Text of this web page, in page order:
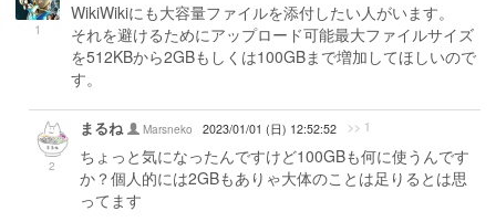
1
WikiWikiにも大容量ファイルを添付したい人がいます。
それを避けるためにアップロード可能最大ファイルサイズ
を512KBから2GBもしくは100GBまで増加してほしいので
す。
2
まるね Marsneko 2023/01/01 (日) 12:52:52 >> 1
ちょっと気になったんですけど100GBも何に使うんです
か？個人的には2GBもありゃ大体のことは足りるとは思
ってます